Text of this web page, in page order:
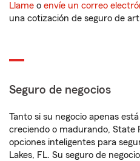
Llame o envíe un correo
una cotización de seguro de
Seguro de negocios
Tanto si su negocio apenas
creciendo o madurando, State
opciones inteligentes para
Lakes, FL. Su seguro de